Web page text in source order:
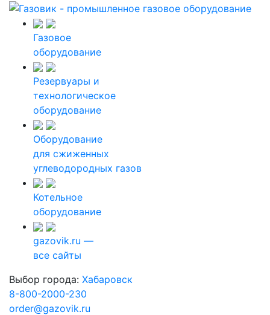
Газовое
оборудование
Резервуары и
технологическое
оборудование
Оборудование
для сжиженных
углеводородных газов
Котельное
оборудование
gazovik.ru —
все сайты
Выбор города: Хабаровск
8-800-2000-230
order@gazovik.ru